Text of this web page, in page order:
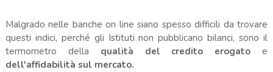
Malgrado nelle banche on line siano spesso difficili da trovare
questi indici, perché gli Istituti non pubblicano bilanci, sono il
termometro della qualità del credito erogato e
dell'affidabilità sul mercato.